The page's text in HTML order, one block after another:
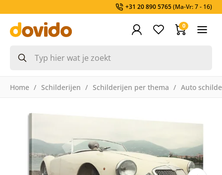
+31 20 890 5765(Ma-Vr: 7 - 16)
0
Home Schilderijen Schilderijen per thema Auto